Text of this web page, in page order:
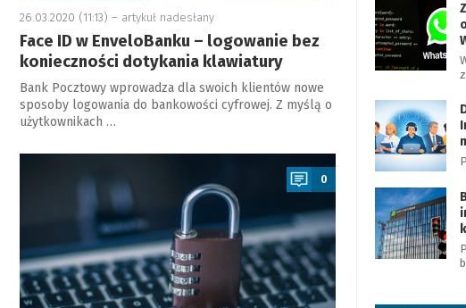
26.03.2020 (11:13) – artykuł nadesłany
Face ID w EnveloBanku – logowanie bez
konieczności dotykania klawiatury
Bank Pocztowy wprowadza dla swoich klientów nowe
sposoby logowania do bankowości cyfrowej. Z myślą o
użytkownikach …
a
0